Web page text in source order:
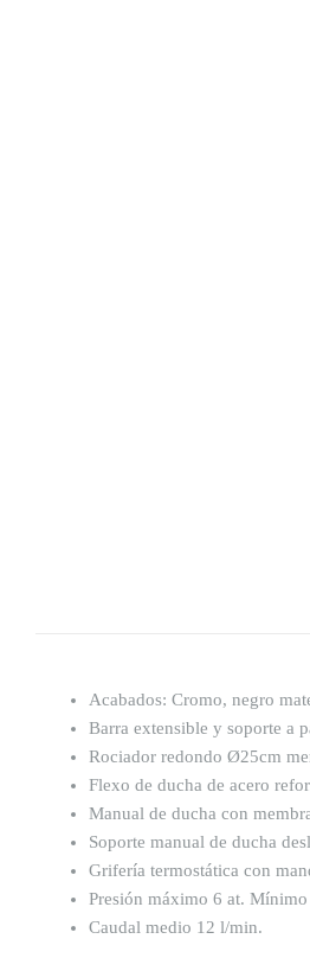
Acabados: Cromo, negro
Barra extensible y soporte a
Rociador redondo Ø25cm
Flexo de ducha de acero
Manual de ducha con
Soporte manual de ducha
Grifería termostática con
Presión máximo 6 at. Mínimo
Caudal medio 12 l/min.